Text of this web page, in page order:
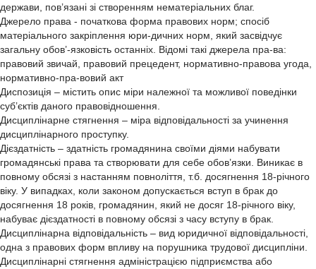
держави, пов’язані зі створенням нематеріальних благ.
Джерело права - початкова форма правових норм; спосіб
матеріального закріплення юри-дичних норм, який засвідчує
загальну обов’-язковість останніх. Відомі такі джерела пра-ва:
правовий звичай, правовий прецедент, нормативно-правова угода,
нормативно-пра-вовий акт
Диспозиція – містить опис міри належної та можливої поведінки
суб’єктів даного правовідношення.
Дисциплінарне стягнення – міра відповідальності за учинення
дисциплінарного проступку.
Дієздатність – здатність громадянина своїми діями набувати
громадянські права та створювати для себе обов’язки. Виникає в
повному обсязі з настанням повноліття, т.б. досягнення 18-річного
віку. У випадках, коли законом допускається вступ в брак до
досягнення 18 років, громадянин, який не досяг 18-річного віку,
набуває дієздатності в повному обсязі з часу вступу в брак.
Дисциплінарна відповідальність – вид юридичної відповідальності,
одна з правових форм впливу на порушника трудової дисципліни.
Дисциплінарні стягнення адміністрацією підприємства або